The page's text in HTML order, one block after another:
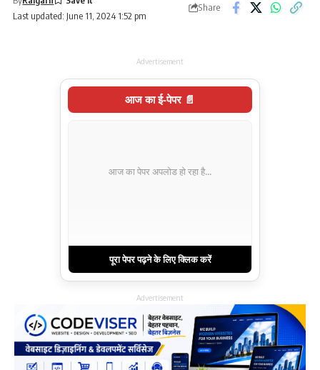
Last updated: June 11, 2024 1:52 pm
Share
Advertisement
आज का ई-पेपर 📄
आज का पेपर अपलोड हो रहा है...
पूरा पेपर पढ़ने के लिए क्लिक करें
Advertisement